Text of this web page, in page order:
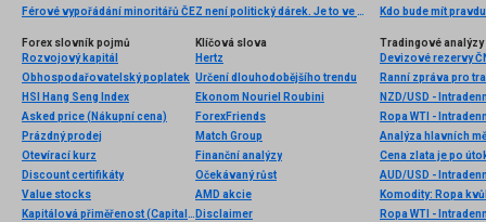
Férové vypořádání minoritářů ČEZ není politický dárek. Je to ve vyspělé ekonomice nijak zvláštní cena za to, že ČEZ byl roky burzovní společností, zatímco nyní po něm stát chce roli strategického nástroje
Kdo bude mít
Forex slovník pojmů
Rozvojový kapitál
Obhospodařovatelský poplatek
HSI Hang Seng Index
Asked price (Nákupní cena)
Prázdný prodej
Otevírací kurz
Discount certifikáty
Value stocks
Kapitálová přiměřenost (Capital adequacy)
Klíčová slova
Hertz
Určení dlouhodobějšího trendu
Ekonom Nouriel Roubini
ForexFriends
Match Group
Finanční analýzy
Očekávaný růst
AMD akcie
Disclaimer
Tradingové analýzy
Devizové rezervy
Ranní zpráva pro
NZD/USD -
Ropa WTI -
Analýza hlavních
AUD/USD -
Ropa WTI -